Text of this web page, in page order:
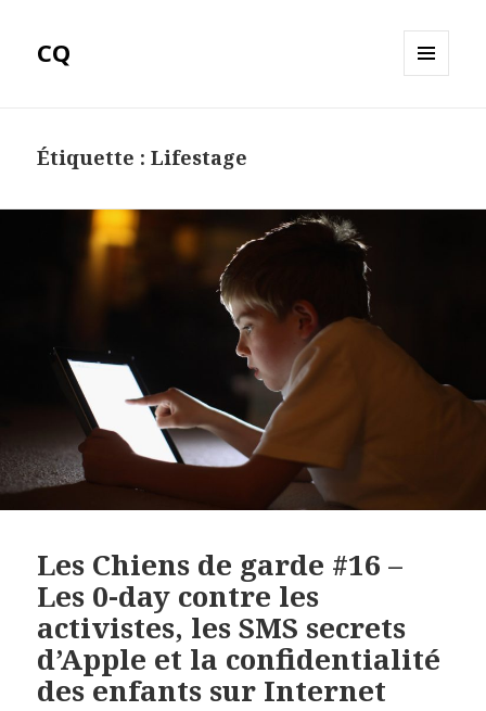
CQ
Étiquette :Lifestage
Les Chiens de garde #16 –
Les 0-day contre les
activistes, les SMS secrets
d’Apple et la confidentialité
des enfants sur Internet